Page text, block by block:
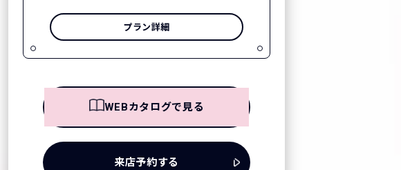
プラン詳細
WEBカタログで見る
来店予約する